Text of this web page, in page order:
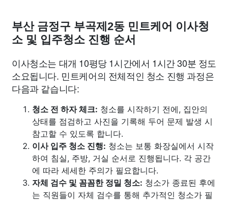
부산 금정구 부곡제2동 민트케어 이사청
소 및 입주청소 진행 순서
이사청소는 대개 10평당 1시간에서 1시간 30분 정도
소요됩니다. 민트케어의 전체적인 청소 진행 과정은
다음과 같습니다:
청소 전 하자 체크: 청소를 시작하기 전에, 집안의
상태를 점검하고 사진을 기록해 두어 문제 발생 시
참고할 수 있도록 합니다.
이사 입주 청소 진행: 청소는 보통 화장실에서 시작
하여 침실, 주방, 거실 순서로 진행됩니다. 각 공간
에 따라 세세한 주의가 필요합니다.
자체 검수 및 꼼꼼한 정밀 청소: 청소가 종료된 후에
는 직원들이 자체 검수를 통해 추가적인 청소가 필